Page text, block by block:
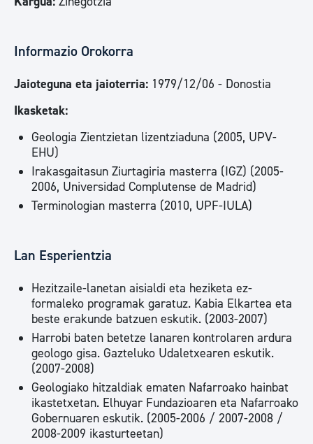
Informazio Orokorra
Jaioteguna eta jaioterria: 1979/12/06 - Donostia
Ikasketak:
Geologia Zientzietan lizentziaduna (2005, UPV-
EHU)
Irakasgaitasun Ziurtagiria masterra (IGZ) (2005-
2006, Universidad Complutense de Madrid)
Terminologian masterra (2010, UPF-IULA)
Lan Esperientzia
Hezitzaile-lanetan aisialdi eta heziketa ez-
formaleko programak garatuz. Kabia Elkartea eta
beste erakunde batzuen eskutik. (2003-2007)
Harrobi baten betetze lanaren kontrolaren ardura
geologo gisa. Gazteluko Udaletxearen eskutik.
(2007-2008)
Geologiako hitzaldiak ematen Nafarroako hainbat
ikastetxetan. Elhuyar Fundazioaren eta Nafarroako
Gobernuaren eskutik. (2005-2006 / 2007-2008 /
2008-2009 ikasturteetan)